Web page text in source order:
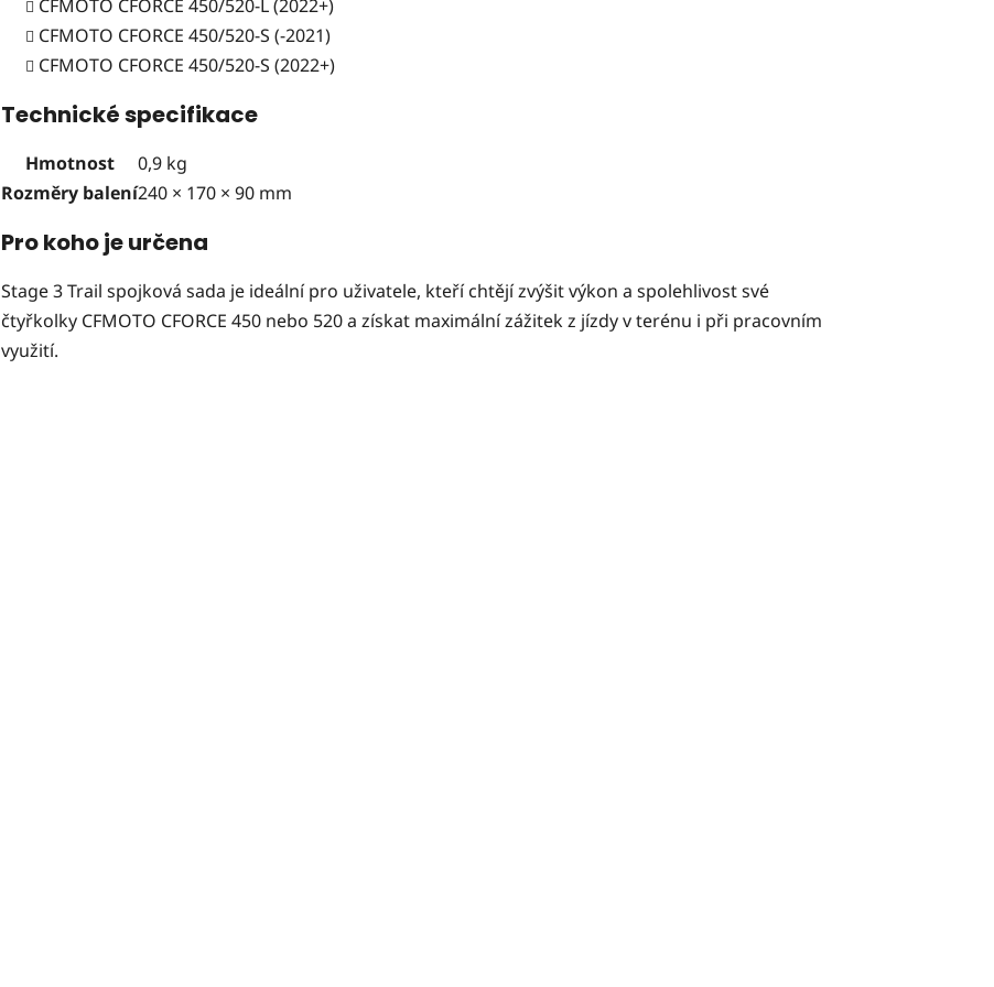
CFMOTO CFORCE 450/520-L (2022+)
CFMOTO CFORCE 450/520-S (-2021)
CFMOTO CFORCE 450/520-S (2022+)
Technické specifikace
Hmotnost
0,9 kg
Rozměry balení240 × 170 × 90 mm
Pro koho je určena
Stage 3 Trail spojková sada je ideální pro uživatele, kteří chtějí zvýšit výkon a spolehlivost své
čtyřkolky CFMOTO CFORCE 450 nebo 520 a získat maximální zážitek z jízdy v terénu i při pracovním
využití.